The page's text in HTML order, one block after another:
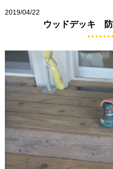
2019/04/22
ウッドデッキ